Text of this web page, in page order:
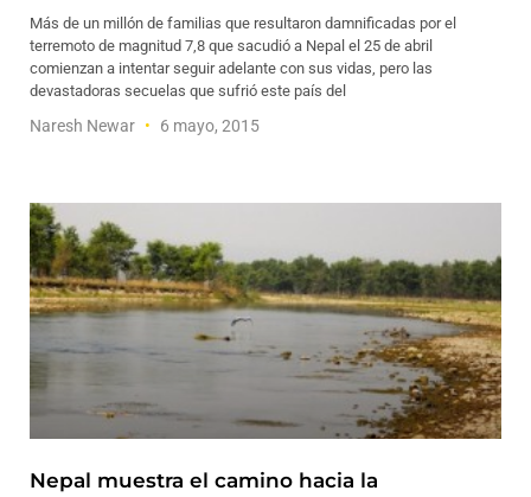
Más de un millón de familias que resultaron damnificadas por el
terremoto de magnitud 7,8 que sacudió a Nepal el 25 de abril
comienzan a intentar seguir adelante con sus vidas, pero las
devastadoras secuelas que sufrió este país del
Naresh Newar 6 mayo, 2015
Nepal muestra el camino hacia la